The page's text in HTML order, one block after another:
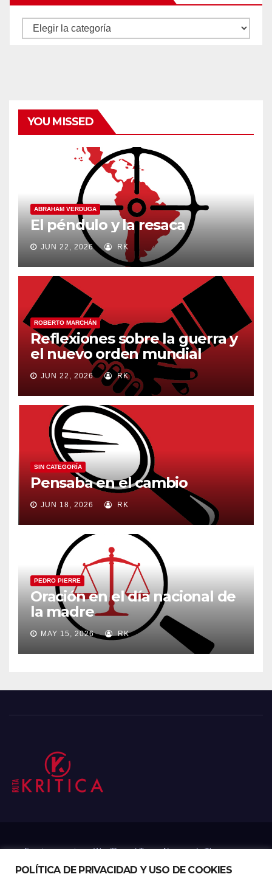
Autores
YOU MISSED
ABRAHAM VERDUGA
El péndulo y la resaca
JUN 22, 2026 RK
ROBERTO MARCHÁN
Reflexiones sobre la guerra y
el nuevo orden mundial
JUN 22, 2026 RK
SIN CATEGORÍA
Pensaba en el cambio
JUN 18, 2026 RK
PEDRO PIERRE
Oración en el día nacional de
la madre
MAY 15, 2026 RK
Funciona gracias a WordPress|Tema: Newsup deThemeansar
POLÍTICA DE PRIVACIDAD Y USO DE COOKIES